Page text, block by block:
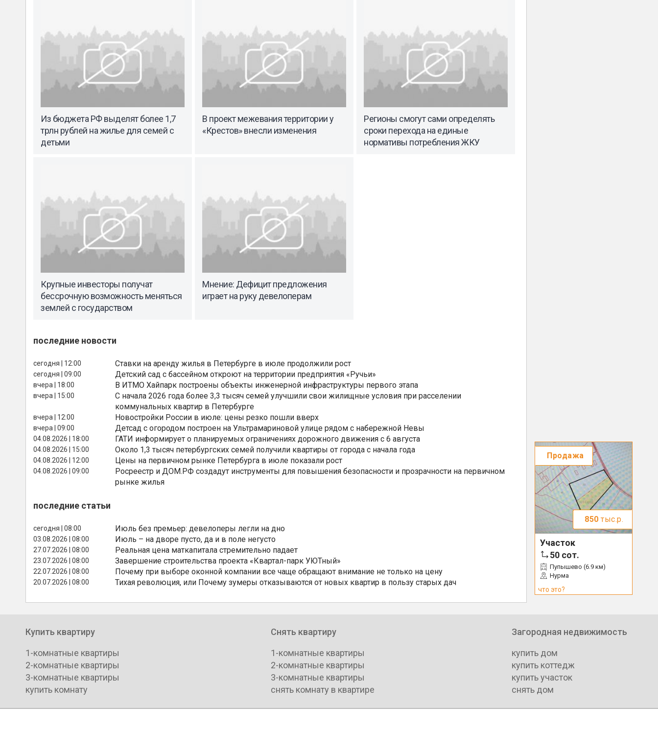
Из бюджета РФ выделят более 1,7
трлн рублей на жилье для семей с
детьми
В проект межевания территории у
«Крестов» внесли изменения
Регионы смогут сами определять
сроки перехода на единые
нормативы потребления ЖКУ
Крупные инвесторы получат
бессрочную возможность меняться
землей с государством
Мнение: Дефицит предложения
играет на руку девелоперам
последние новости
сегодня | 12:00 Ставки на аренду жилья в Петербурге в июле продолжили рост
сегодня | 09:00 Детский сад с бассейном откроют на территории предприятия «Ручьи»
вчера | 18:00 В ИТМО Хайпарк построены объекты инженерной инфраструктуры первого этапа
вчера | 15:00
С начала 2026 года более 3,3 тысяч семей улучшили свои жилищные условия при расселении
коммунальных квартир в Петербурге
вчера | 12:00 Новостройки России в июле: цены резко пошли вверх
вчера | 09:00 Детсад с огородом построен на Ультрамариновой улице рядом с набережной Невы
04.08.2026 | 18:00 ГАТИ информирует о планируемых ограничениях дорожного движения с 6 августа
04.08.2026 | 15:00 Около 1,3 тысяч петербургских семей получили квартиры от города с начала года
04.08.2026 | 12:00 Цены на первичном рынке Петербурга в июле показали рост
04.08.2026 | 09:00
Росреестр и ДОМ.РФ создадут инструменты для повышения безопасности и прозрачности на первичном
рынке жилья
последние статьи
сегодня | 08:00 Июль без премьер: девелоперы легли на дно
03.08.2026 | 08:00 Июль – на дворе пусто, да и в поле негусто
27.07.2026 | 08:00 Реальная цена маткапитала стремительно падает
23.07.2026 | 08:00 Завершение строительства проекта «Квартал-парк УЮТный»
22.07.2026 | 08:00 Почему при выборе оконной компании все чаще обращают внимание не только на цену
20.07.2026 | 08:00 Тихая революция, или Почему зумеры отказываются от новых квартир в пользу старых дач
Продажа
850 тыс.р.
Участок
50 сот.
Пупышево (6.9 км)
Нурма
что это?
Купить квартиру
1-комнатные квартиры
2-комнатные квартиры
3-комнатные квартиры
купить комнату
Снять квартиру
1-комнатные квартиры
2-комнатные квартиры
3-комнатные квартиры
снять комнату в квартире
Загородная недвижимость
купить дом
купить коттедж
купить участок
снять дом